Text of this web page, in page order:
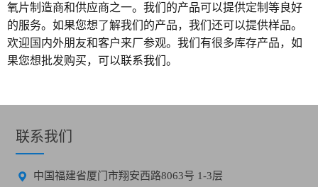
氧片制造商和供应商之一。我们的产品可以提供定制等良好
的服务。如果您想了解我们的产品，我们还可以提供样品。
欢迎国内外朋友和客户来厂参观。我们有很多库存产品，如
果您想批发购买，可以联系我们。
联系我们
 中国福建省厦门市翔安西路8063号 1-3层